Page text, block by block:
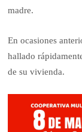
madre.
En ocasiones
hallado
de su vivienda.